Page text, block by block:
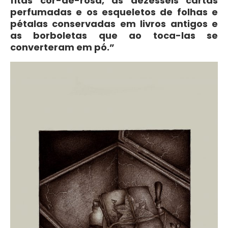
perfumadas e os esqueletos de folhas e
pétalas conservadas em livros antigos e
as borboletas que ao toca-las se
converteram em pó.”